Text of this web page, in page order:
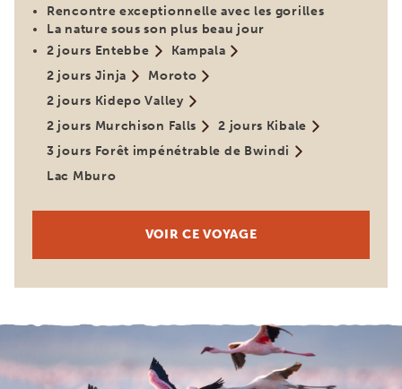
Rencontre exceptionnelle avec les gorilles
La nature sous son plus beau jour
2 jours Entebbe
Kampala
2 jours Jinja
Moroto
2 jours Kidepo Valley
2 jours Murchison Falls
2 jours Kibale
3 jours Forêt impénétrable de Bwindi
Lac Mburo
VOIR CE VOYAGE